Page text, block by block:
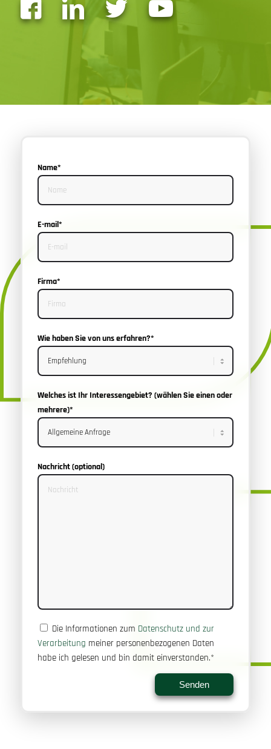
Name*
E-mail*
Firma*
Wie haben Sie von uns erfahren?*
Welches ist Ihr Interessengebiet? (wählen Sie einen oder
mehrere)*
Nachricht (optional)
Die Informationen zum Datenschutz und zur
Verarbeitung meiner personenbezogenen Daten
habe ich gelesen und bin damit einverstanden.*